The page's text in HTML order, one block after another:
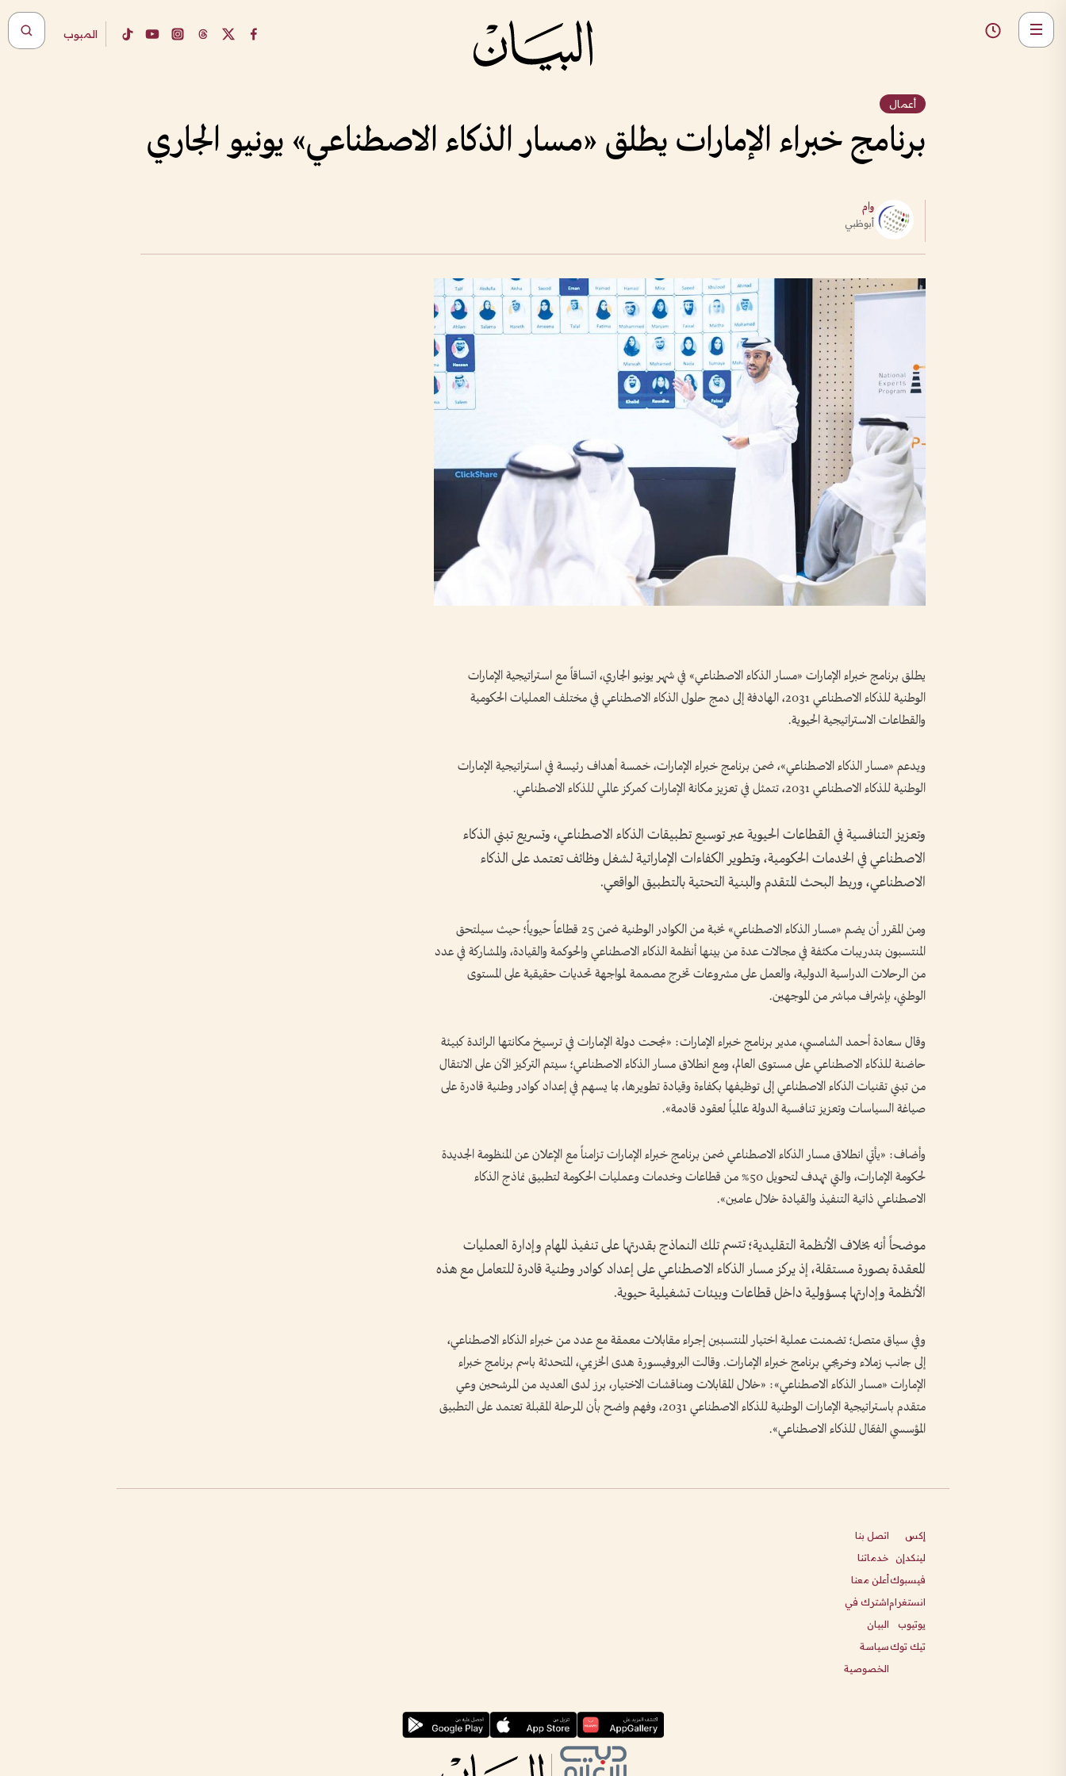
المبوب
أعمال
برنامج خبراء الإمارات يطلق «مسار الذكاء الاصطناعي» يونيو الجاري
وام
أبوظبي
يطلق برنامج خبراء الإمارات «مسار الذكاء الاصطناعي» في شهر يونيو الجاري، اتساقاً مع استراتيجية الإمارات
الوطنية للذكاء الاصطناعي 2031، الهادفة إلى دمج حلول الذكاء الاصطناعي في مختلف العمليات الحكومية
والقطاعات الاستراتيجية الحيوية.
ويدعم «مسار الذكاء الاصطناعي»، ضمن برنامج خبراء الإمارات، خمسة أهداف رئيسة في استراتيجية الإمارات
الوطنية للذكاء الاصطناعي 2031، تتمثل في تعزيز مكانة الإمارات كمركز عالمي للذكاء الاصطناعي.
وتعزيز التنافسية في القطاعات الحيوية عبر توسيع تطبيقات الذكاء الاصطناعي، وتسريع تبني الذكاء
الاصطناعي في الخدمات الحكومية، وتطوير الكفاءات الإماراتية لشغل وظائف تعتمد على الذكاء
الاصطناعي، وربط البحث المتقدم والبنية التحتية بالتطبيق الواقعي.
ومن المقرر أن يضم «مسار الذكاء الاصطناعي» نخبة من الكوادر الوطنية ضمن 25 قطاعاً حيوياً؛ حيث سيلتحق
المنتسبون بتدريبات مكثفة في مجالات عدة من بينها أنظمة الذكاء الاصطناعي والحوكمة والقيادة، والمشاركة في عدد
من الرحلات الدراسية الدولية، والعمل على مشروعات تخرج مصممة لمواجهة تحديات حقيقية على المستوى
الوطني، بإشراف مباشر من الموجهين.
وقال سعادة أحمد الشامسي، مدير برنامج خبراء الإمارات: «نجحت دولة الإمارات في ترسيخ مكانتها الرائدة كبيئة
حاضنة للذكاء الاصطناعي على مستوى العالم، ومع انطلاق مسار الذكاء الاصطناعي؛ سيتم التركيز الآن على الانتقال
من تبني تقنيات الذكاء الاصطناعي إلى توظيفها بكفاءة وقيادة تطويرها، بما يسهم في إعداد كوادر وطنية قادرة على
صياغة السياسات وتعزيز تنافسية الدولة عالمياً لعقود قادمة».
وأضاف: «يأتي انطلاق مسار الذكاء الاصطناعي ضمن برنامج خبراء الإمارات تزامناً مع الإعلان عن المنظومة الجديدة
لحكومة الإمارات، والتي تهدف لتحويل 50% من قطاعات وخدمات وعمليات الحكومة لتطبيق نماذج الذكاء
الاصطناعي ذاتية التنفيذ والقيادة خلال عامين».
موضحاً أنه بخلاف الأنظمة التقليدية؛ تتسم تلك النماذج بقدرتها على تنفيذ المهام وإدارة العمليات
المعقدة بصورة مستقلة، إذ يركز مسار الذكاء الاصطناعي على إعداد كوادر وطنية قادرة للتعامل مع هذه
الأنظمة وإدارتها بمسؤولية داخل قطاعات وبيئات تشغيلية حيوية.
وفي سياق متصل؛ تضمنت عملية اختيار المنتسبين إجراء مقابلات معمقة مع عدد من خبراء الذكاء الاصطناعي،
إلى جانب زملاء وخريجي برنامج خبراء الإمارات. وقالت البروفيسورة هدى الخزيمي، المتحدثة باسم برنامج خبراء
الإمارات «مسار الذكاء الاصطناعي»: «خلال المقابلات ومناقشات الاختيار، برز لدى العديد من المرشحين وعي
متقدم باستراتيجية الإمارات الوطنية للذكاء الاصطناعي 2031، وفهم واضح بأن المرحلة المقبلة تعتمد على التطبيق
المؤسسي الفعّال للذكاء الاصطناعي».
إكس
لينكدإن
فيسبوك
انستغرام
يوتيوب
تيك توك
اتصل بنا
خدماتنا
أعلن معنا
اشترك في
البيان
سياسة
الخصوصية